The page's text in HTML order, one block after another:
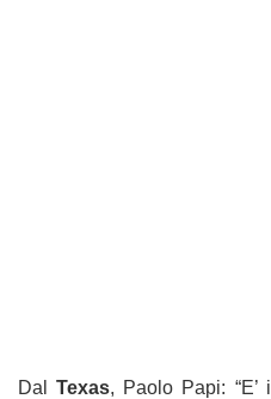
DalTexas, Paolo Papi: “E’